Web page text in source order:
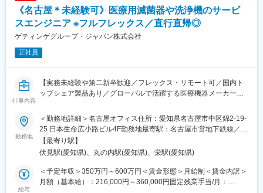
カリキュラムに沿った研修を受講し、基本知識を学んでいただき
ます。
変更の範囲：会社の定める業務
・使用方法の説明／アフターフォロー
・酸素ボンベの配達
営業活動は既存9割・新規1割となっており、患者様への訪問も担
当数により異なります。
〇担当エリア
※直行直帰OK 上長の承認があれば直行直帰も可能です。
・入社後は先輩スタッフによるOJTがあります。上司や先輩がし
っかりフォローします。
・座学や現場研修など必要に応じて対応可能です。おおよそ1年で
一通りの業務ができるようになります。
・GW／年末年始には長期休暇もあり、年間休日は121日
・有給休暇は試用期間2ヶ月後より付与
《名古屋＊未経験可》医療用滅菌器や洗浄機のサービ
スエンジニア ※フルフレックス／直行直帰◎
ゲティンゲグループ・ジャパン株式会社
正社員
仕事内容
【実務未経験や第二新卒歓迎／フレックス・リモート可／国内ト
ップシェア製品あり／グローバルで活躍する医療機器メーカー】
■業務概要：
サービスエンジニアとして、同社の主力製品でもある医療用滅菌
器や洗浄機をはじめとした機器の修理・保守点検業務をお任せい
たします。
■業務詳細：
・担当の医療施設へ訪問し自社製品のメンテナンス（修理・保守
勤務地
＜勤務地詳細＞名古屋オフィス住所：愛知県名古屋市中区錦2-19-
25 日本生命広小路ビル4F勤務地最寄駅：名古屋市営地下鉄線／伏
見駅受動喫煙対策：屋内全面禁煙変更の範囲：会社の定める事業
所（リモートワーク含む）
【最寄り駅】
伏見駅(愛知県)、丸の内駅(愛知県)、栄駅(愛知県)
給与
＜予定年収＞350万円～600万円＜賃金形態＞月給制＜賃金内訳＞
月額（基本給）：216,000円～360,000円固定残業手当/月：